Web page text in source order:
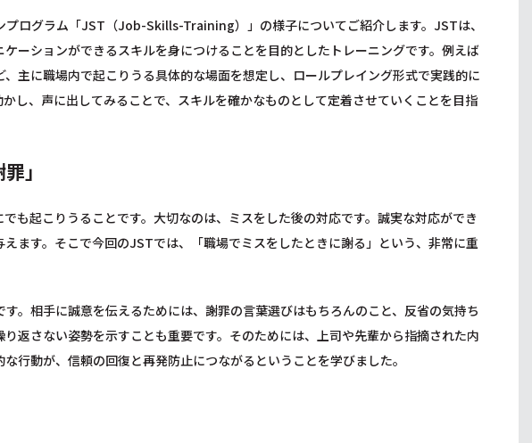
ログラム「JST（Job-Skills-Training）」の様子についてご紹介します。JSTは、
ーションができるスキルを身につけることを目的としたトレーニングです。例えば
主に職場内で起こりうる具体的な場面を想定し、ロールプレイング形式で実践的に
し、声に出してみることで、スキルを確かなものとして定着させていくことを目指
」
も起こりうることです。大切なのは、ミスをした後の対応です。誠実な対応ができ
ます。そこで今回のJSTでは、「職場でミスをしたときに謝る」という、非常に重
。相手に誠意を伝えるためには、謝罪の言葉選びはもちろんのこと、反省の気持ち
返さない姿勢を示すことも重要です。そのためには、上司や先輩から指摘された内
行動が、信頼の回復と再発防止につながるということを学びました。